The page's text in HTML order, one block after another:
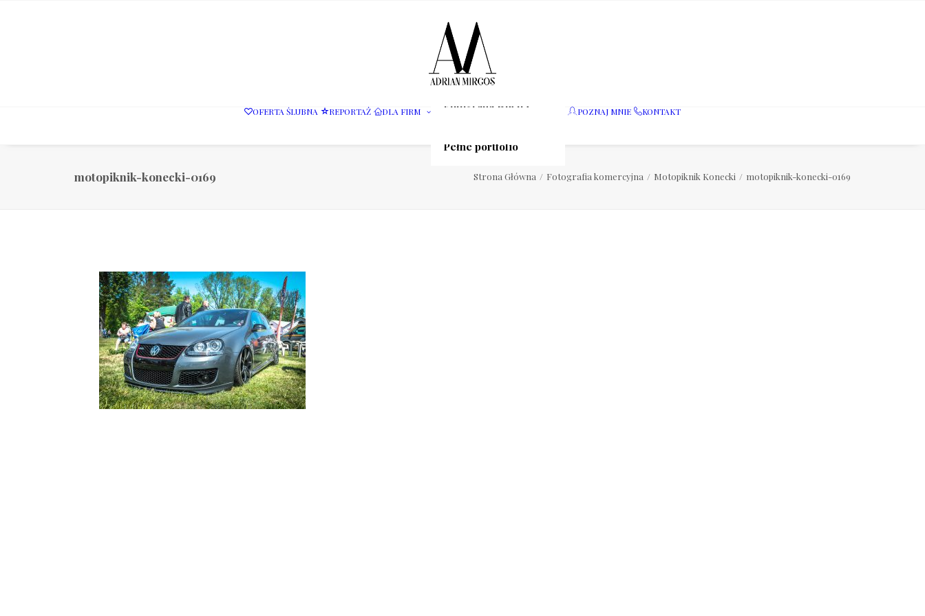
OFERTA ŚLUBNA REPORTAŻ DLA FIRM
Fotografia wnętrz
Pełne portfolio
POZNAJ MNIE KONTAKT
motopiknik-konecki-0169 Strona Główna Fotografia komercyjna Motopiknik Konecki motopiknik-konecki-0169